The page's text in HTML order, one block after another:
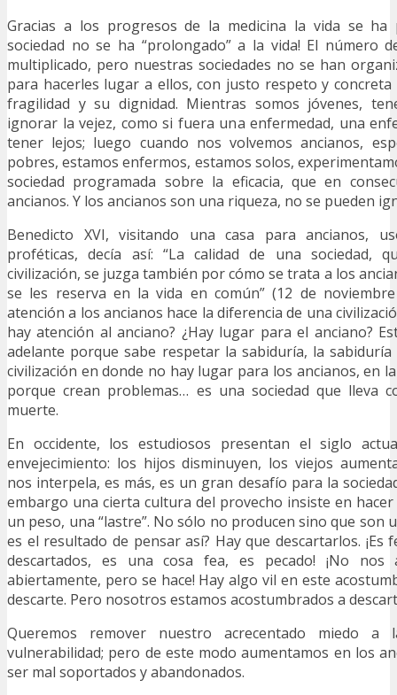
Gracias a los progresos de la medicina la vida se ha
sociedad no se ha “prolongado” a la vida! El número
multiplicado, pero nuestras sociedades no se han
para hacerles lugar a ellos, con justo respeto y
fragilidad y su dignidad. Mientras somos jóvenes,
ignorar la vejez, como si fuera una enfermedad, una
tener lejos; luego cuando nos volvemos ancianos,
pobres, estamos enfermos, estamos solos,
sociedad programada sobre la eficacia, que en
ancianos. Y los ancianos son una riqueza, no se pueden
Benedicto XVI, visitando una casa para ancianos,
proféticas, decía así: “La calidad de una sociedad,
civilización, se juzga también por cómo se trata a los
se les reserva en la vida en común” (12 de
atención a los ancianos hace la diferencia de una
hay atención al anciano? ¿Hay lugar para el anciano?
adelante porque sabe respetar la sabiduría, la sabiduría
civilización en donde no hay lugar para los ancianos, en
porque crean problemas… es una sociedad que lleva
muerte.
En occidente, los estudiosos presentan el siglo
envejecimiento: los hijos disminuyen, los viejos
nos interpela, es más, es un gran desafío para la
embargo una cierta cultura del provecho insiste en
un peso, una “lastre”. No sólo no producen sino que son
es el resultado de pensar así? Hay que descartarlos. ¡Es
descartados, es una cosa fea, es pecado! ¡No nos
abiertamente, pero se hace! Hay algo vil en este
descarte. Pero nosotros estamos acostumbrados a
Queremos remover nuestro acrecentado miedo
vulnerabilidad; pero de este modo aumentamos en los
ser mal soportados y abandonados.